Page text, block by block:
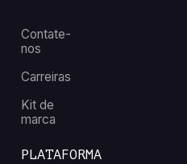
Contate-
nos
Carreiras
Kit de
marca
PLATAFORMA